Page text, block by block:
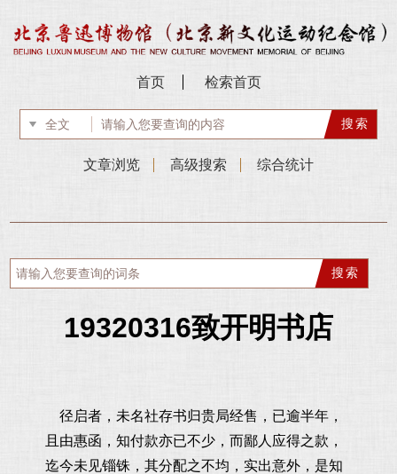
首页 检索首页
文章浏览 高级搜索 综合统计
19320316致开明书店
径启者，未名社存书归贵局经售，已逾半年，
且由惠函，知付款亦已不少，而鄙人应得之款，
迄今未见锱铢，其分配之不均，实出意外，是知